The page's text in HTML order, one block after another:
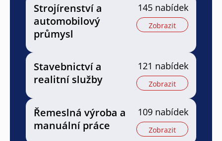
Strojírenství a
automobilový
průmysl
145 nabídek
Zobrazit
Stavebnictví a
realitní služby
121 nabídek
Zobrazit
Řemeslná výroba a
manuální práce
109 nabídek
Zobrazit